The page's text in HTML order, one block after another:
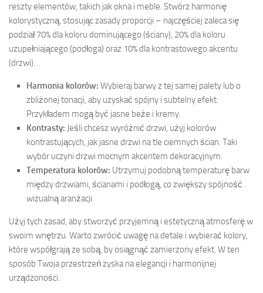
reszty elementów, takich jak okna i meble. Stwórz harmonię
kolorystyczną, stosując zasady proporcji – najczęściej zaleca się
podział 70% dla koloru dominującego (ściany), 20% dla koloru
uzupełniającego (podłoga) oraz 10% dla kontrastowego akcentu
(drzwi).
Harmonia kolorów: Wybieraj barwy z tej samej palety lub o
zbliżonej tonacji, aby uzyskać spójny i subtelny efekt.
Przykładem mogą być jasne beże i kremy.
Kontrasty: Jeśli chcesz wyróżnić drzwi, użyj kolorów
kontrastujących, jak jasne drzwi na tle ciemnych ścian. Taki
wybór uczyni drzwi mocnym akcentem dekoracyjnym.
Temperatura kolorów: Utrzymuj podobną temperaturę barw
między drzwiami, ścianami i podłogą, co zwiększy spójność
wizualną aranżacji.
Użyj tych zasad, aby stworzyć przyjemną i estetyczną atmosferę w
swoim wnętrzu. Warto zwrócić uwagę na detale i wybierać kolory,
które współgrają ze sobą, by osiągnąć zamierzony efekt. W ten
sposób Twoja przestrzeń zyska na elegancji i harmonijnej
urządzoności.